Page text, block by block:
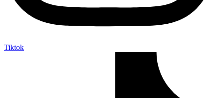
Tiktok